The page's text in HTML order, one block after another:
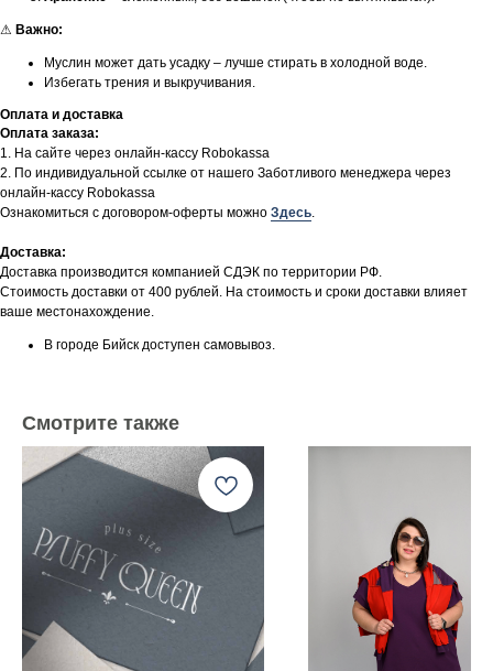
⚠ Важно:
Муслин может дать усадку – лучше стирать в холодной воде.
Избегать трения и выкручивания.
Оплата и доставка
Оплата заказа:
1. На сайте через онлайн-кассу Robokassa
2. По индивидуальной ссылке от нашего Заботливого менеджера через
онлайн-кассу Robokassa
Ознакомиться с договором-оферты можно Здесь.
Доставка:
Доставка производится компанией СДЭК по территории РФ.
Стоимость доставки от 400 рублей. На стоимость и сроки доставки влияет
ваше местонахождение.
В городе Бийск доступен самовывоз.
Смотрите также